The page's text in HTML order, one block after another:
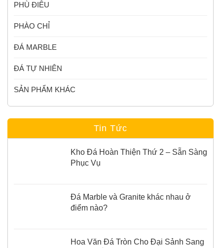
PHÙ ĐIÊU
PHÀO CHỈ
ĐÁ MARBLE
ĐÁ TỰ NHIÊN
SẢN PHẨM KHÁC
Tin Tức
Kho Đá Hoàn Thiện Thứ 2 – Sẵn Sàng
Phục Vụ
Đá Marble và Granite khác nhau ở
điểm nào?
Hoa Văn Đá Tròn Cho Đại Sảnh Sang